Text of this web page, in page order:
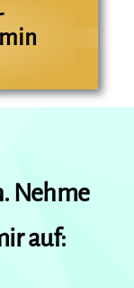
Nehme
auf: